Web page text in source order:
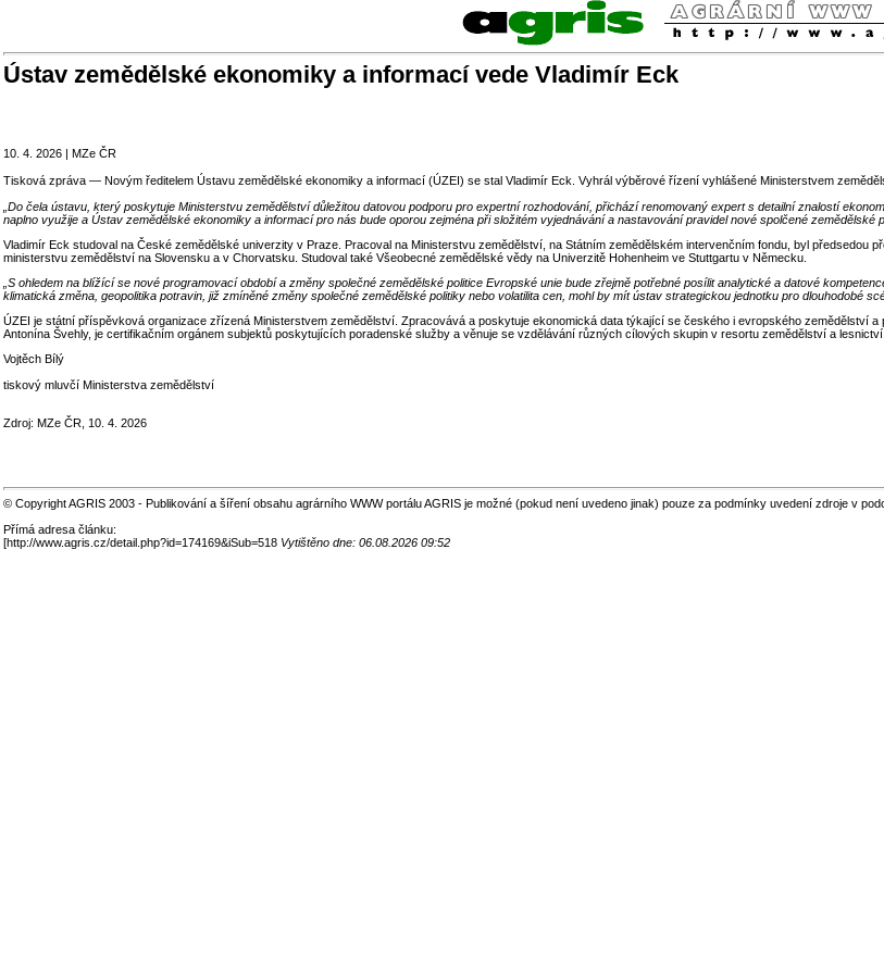
Ústav zemědělské ekonomiky a informací vede Vladimír Eck
10. 4. 2026 | MZe ČR
Tisková zpráva — Novým ředitelem Ústavu zemědělské ekonomiky a informací (ÚZEI) se stal Vladimír Eck. Vyhrál výběrové řízení vyhlášené Ministerstvem
„Do čela ústavu, který poskytuje Ministerstvu zemědělství důležitou datovou podporu pro expertní rozhodování, přichází renomovaný expert s detailní znalostí
naplno využije a Ústav zemědělské ekonomiky a informací pro nás bude oporou zejména při složitém vyjednávání a nastavování pravidel nové spolčené zemědělské
Vladimír Eck studoval na České zemědělské univerzity v Praze. Pracoval na Ministerstvu zemědělství, na Státním zemědělském intervenčním fondu, byl
ministerstvu zemědělství na Slovensku a v Chorvatsku. Studoval také Všeobecné zemědělské vědy na Univerzitě Hohenheim ve Stuttgartu v Německu.
„S ohledem na blížící se nové programovací období a změny společné zemědělské politice Evropské unie bude zřejmě potřebné posílit analytické a datové
klimatická změna, geopolitika potravin, již zmíněné změny společné zemědělské politiky nebo volatilita cen, mohl by mít ústav strategickou jednotku pro dlouhodobé
ÚZEI je státní příspěvková organizace zřízená Ministerstvem zemědělství. Zpracovává a poskytuje ekonomická data týkající se českého i evropského zemědělství
Antonína Švehly, je certifikačním orgánem subjektů poskytujících poradenské služby a věnuje se vzdělávání různých cílových skupin v resortu zemědělství a lesnictví.
Vojtěch Bílý
tiskový mluvčí Ministerstva zemědělství
Zdroj: MZe ČR, 10. 4. 2026
© Copyright AGRIS 2003 - Publikování a šíření obsahu agrárního WWW portálu AGRIS je možné (pokud není uvedeno jinak) pouze za podmínky uvedení zdroje v
Přímá adresa článku:
[http://www.agris.cz/detail.php?id=174169&iSub=518 Vytištěno dne: 06.08.2026 09:52